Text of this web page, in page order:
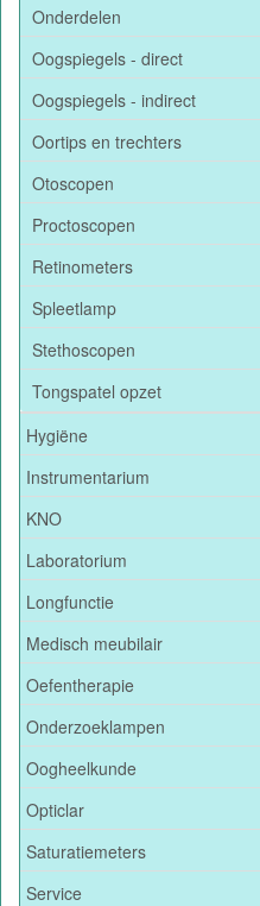
Onderdelen
Oogspiegels - direct
Oogspiegels - indirect
Oortips en trechters
Otoscopen
Proctoscopen
Retinometers
Spleetlamp
Stethoscopen
Tongspatel opzet
Hygiëne
Instrumentarium
KNO
Laboratorium
Longfunctie
Medisch meubilair
Oefentherapie
Onderzoeklampen
Oogheelkunde
Opticlar
Saturatiemeters
Service